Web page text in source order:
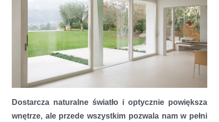
Otwórz się na przestrzeń - System okuć Imago firmy AGB
Dostarcza naturalne światło i optycznie powiększa
wnętrze, ale przede wszystkim pozwala nam w pełni